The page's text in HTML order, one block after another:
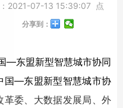
2021-07-13 15:39:07
点
分享到：
—东盟新型智慧城市协同
国—东盟新型智慧城市协
革委、大数据发展局、外